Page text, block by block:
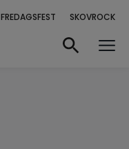
FREDAGSFEST SKOVROCK